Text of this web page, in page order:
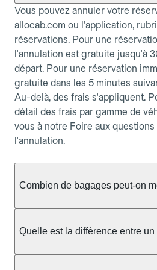
Vous pouvez annuler votre
allocab.com ou l'application,
réservations. Pour une
l'annulation est gratuite jusqu'à
départ. Pour une réservation
gratuite dans les 5 minutes
Au-delà, des frais s'appliquent.
détail des frais par gamme de
vous à notre Foire aux
l'annulation.
Combien de bagages peut-on
taxi berline accueille en général
ou nombreux, précisez-le dans
Quelle est la différence entre un